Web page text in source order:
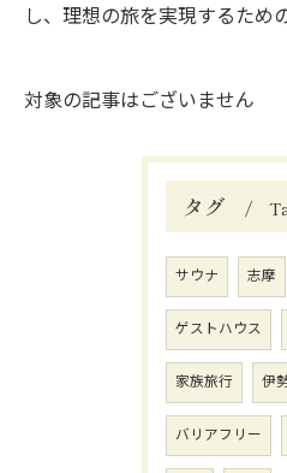
し、理想の旅を実現するため
対象の記事はございません
タグ
サウナ 志摩
ゲストハウス
家族旅行 伊
バリアフリー